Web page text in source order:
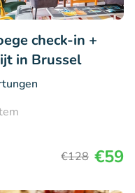
check-in +
in Brussel
€128 €59